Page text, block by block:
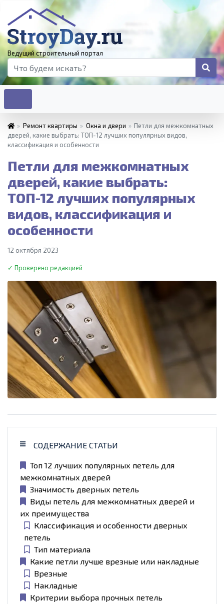
Ведущий строительный портал
» Ремонт квартиры » Окна и двери » Петли для межкомнатных
дверей, какие выбрать: ТОП-12 лучших популярных видов,
классификация и особенности
Петли для межкомнатных
дверей, какие выбрать:
ТОП-12 лучших популярных
видов, классификация и
особенности
12 октября 2023
✓ Проверено редакцией
СОДЕРЖАНИЕ СТАТЬИ
Топ 12 лучших популярных петель для
межкомнатных дверей
Значимость дверных петель
Виды петель для межкомнатных дверей и
их преимущества
Классификация и особенности дверных
петель
Тип материала
Какие петли лучше врезные или накладные
Врезные
Накладные
Критерии выбора прочных петель